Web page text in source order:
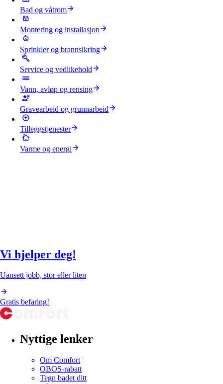
Bad og våtrom
Montering og installasjon
Sprinkler og brannsikring
Service og vedlikehold
Vann, avløp og rensing
Gravearbeid og grunnarbeid
Tilleggstjenester
Varme og energi
Vi hjelper deg!
Uansett jobb, stor eller liten
Gratis befaring!
Nyttige lenker
Om Comfort
OBOS-rabatt
Tegn badet ditt